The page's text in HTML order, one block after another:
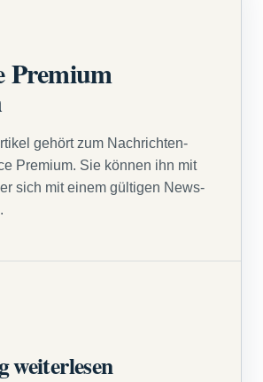
Premium
gehört zum Nachrichten-
Premium. Sie können ihn mit
sich mit einem gültigen News-